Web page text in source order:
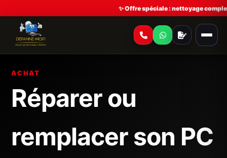
✨ Offre spéciale : nettoyage
ACHAT
Réparer ou
remplacer son PC